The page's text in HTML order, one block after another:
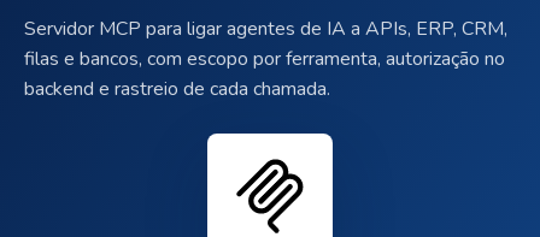
Servidor MCP para ligar agentes de IA a APIs, ERP, CRM,
filas e bancos, com escopo por ferramenta, autorização no
backend e rastreio de cada chamada.